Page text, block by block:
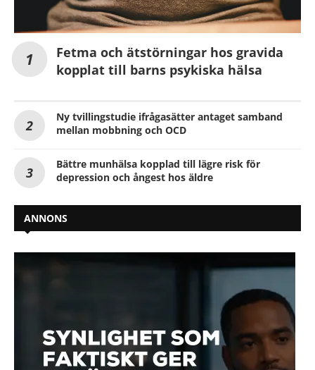
Fetma och ätstörningar hos gravida
kopplat till barns psykiska hälsa
Ny tvillingstudie ifrågasätter antaget samband
mellan mobbning och OCD
Bättre munhälsa kopplad till lägre risk för
depression och ångest hos äldre
ANNONS